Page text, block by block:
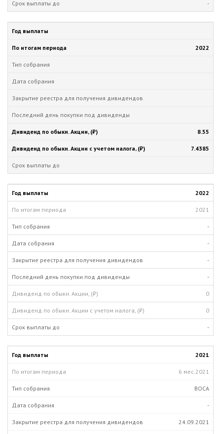
-
2022
8.55
7.4385
2022
2021
-
-
-
-
0
0
-
2021
6 мес. 2021
ВОСА
-
24.09.2021